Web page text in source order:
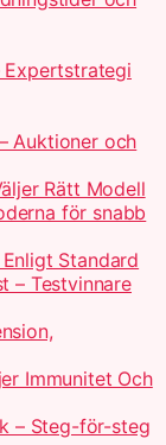
Expertstrategi
Auktioner och
Rätt Modell
för snabb
Standard
– Testvinnare
Immunitet Och
– Steg-för-steg